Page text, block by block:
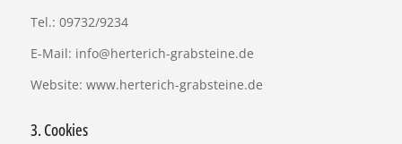
Tel.: 09732/9234
E-Mail: info@herterich-grabsteine.de
Website: www.herterich-grabsteine.de
3. Cookies